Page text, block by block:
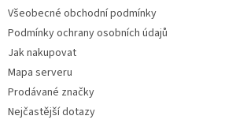
Všeobecné obchodní podmínky
Podmínky ochrany osobních údajů
Jak nakupovat
Mapa serveru
Prodávané značky
Nejčastější dotazy